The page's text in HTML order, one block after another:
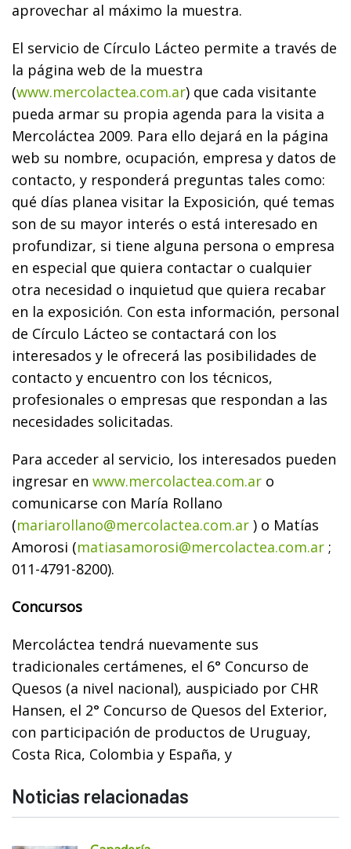
aprovechar al máximo la muestra.
El servicio de Círculo Lácteo permite a través de
la página web de la muestra
(www.mercolactea.com.ar) que cada visitante
pueda armar su propia agenda para la visita a
Mercoláctea 2009. Para ello dejará en la página
web su nombre, ocupación, empresa y datos de
contacto, y responderá preguntas tales como:
qué días planea visitar la Exposición, qué temas
son de su mayor interés o está interesado en
profundizar, si tiene alguna persona o empresa
en especial que quiera contactar o cualquier
otra necesidad o inquietud que quiera recabar
en la exposición. Con esta información, personal
de Círculo Lácteo se contactará con los
interesados y le ofrecerá las posibilidades de
contacto y encuentro con los técnicos,
profesionales o empresas que respondan a las
necesidades solicitadas.
Para acceder al servicio, los interesados pueden
ingresar en www.mercolactea.com.ar o
comunicarse con María Rollano
(mariarollano@mercolactea.com.ar ) o Matías
Amorosi (matiasamorosi@mercolactea.com.ar ;
011-4791-8200).
Concursos
Mercoláctea tendrá nuevamente sus
tradicionales certámenes, el 6° Concurso de
Quesos (a nivel nacional), auspiciado por CHR
Hansen, el 2° Concurso de Quesos del Exterior,
con participación de productos de Uruguay,
Costa Rica, Colombia y España, y
Noticias relacionadas